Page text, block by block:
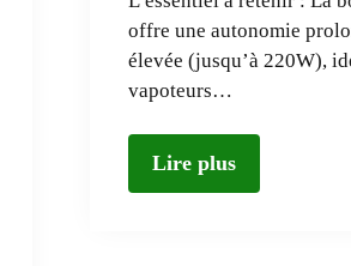
offre une autonomie
élevée (jusqu’à 220W),
vapoteurs…
Lire plus